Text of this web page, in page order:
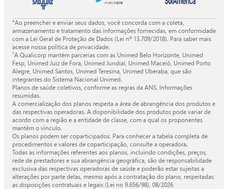
*Ao preencher e enviar seus dados, você concorda com a coleta,
armazenamento e tratamento das informações fornecidas, em conformidade
com a Lei Geral de Proteção de Dados (Lei nº 13.709/2018). Para saber mais
acesse nossa política de privacidade.
¹A Qualicorp mantém parcerias com as Unimed Belo Horizonte, Unimed
Fesp, Unimed Juiz de Fora, Unimed Jundiaí, Unimed Maceió, Unimed Porto
Alegre, Unimed Santos, Unimed Teresina, Unimed Uberaba, que são
integrantes do Sistema Nacional Unimed.
Planos de saúde coletivos, conforme as regras da ANS. Informações
resumidas.
A comercialização dos planos respeita a área de abrangência dos produtos e
das respectivas operadoras. A disponibilidade dos produtos pode variar de
acordo com a região e a entidade de classe, com a qual os proponentes
mantêm o vínculo.
Os planos podem ser coparticipados. Para conhecer a tabela completa de
procedimentos e valores de coparticipação, consulte a operadora.
Todas as informações referentes aos planos, incluindo condições, preços,
rede de prestadores e sua abrangência geográfica, são de responsabilidade
exclusiva das respectivas operadoras de saúde e poderão estar sujeitas a
alterações por parte delas, mesmo após a contratação do plano, respeitadas
as disposições contratuais e legais (Lei no 9.656/98). 08/2026